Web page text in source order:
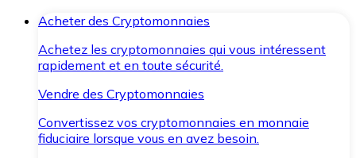
Acheter des Cryptomonnaies
Achetez les cryptomonnaies qui vous intéressent
rapidement et en toute sécurité.
Vendre des Cryptomonnaies
Convertissez vos cryptomonnaies en monnaie
fiduciaire lorsque vous en avez besoin.